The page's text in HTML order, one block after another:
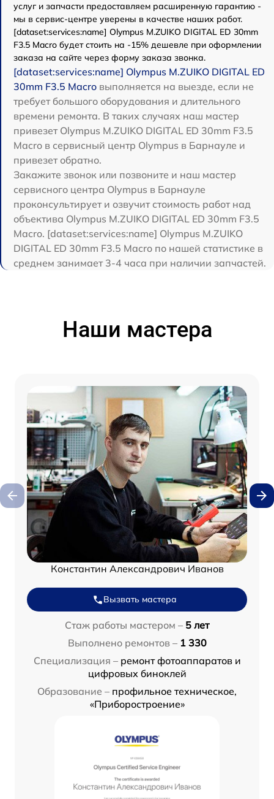
услуг и запчасти предоставляем расширенную гарантию -
мы в сервис-центре уверены в качестве наших работ.
[dataset:services:name] Olympus M.ZUIKO DIGITAL ED 30mm
F3.5 Macro будет стоить на -15% дешевле при оформлении
заказа на сайте через форму заказа звонка.
[dataset:services:name] Olympus M.ZUIKO DIGITAL ED
30mm F3.5 Macro выполняется на выезде, если не
требует большого оборудования и длительного
времени ремонта. В таких случаях наш мастер
привезет Olympus M.ZUIKO DIGITAL ED 30mm F3.5
Macro в сервисный центр Olympus в Барнауле и
привезет обратно.
Закажите звонок или позвоните и наш мастер
сервисного центра Olympus в Барнауле
проконсультирует и озвучит стоимость работ над
объектива Olympus M.ZUIKO DIGITAL ED 30mm F3.5
Macro. [dataset:services:name] Olympus M.ZUIKO
DIGITAL ED 30mm F3.5 Macro по нашей статистике в
среднем занимает 3-4 часа при наличии запчастей.
Наши мастера
Константин Александрович Иванов
Вызвать мастера
Стаж работы мастером – 5 лет
Выполнено ремонтов – 1 330
Специализация – ремонт фотоаппаратов и
цифровых биноклей
Образование – профильное техническое,
«Приборостроение»